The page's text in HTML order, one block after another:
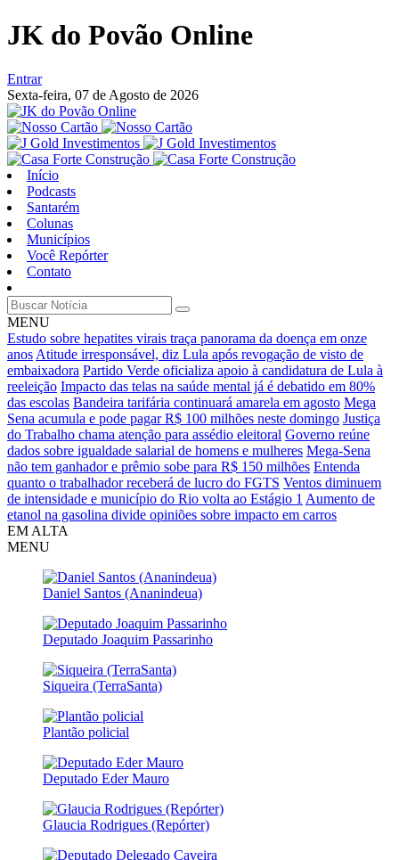
JK do Povão Online
Entrar
Sexta-feira, 07 de Agosto de 2026
Início
Podcasts
Santarém
Colunas
Municípios
Você Repórter
Contato
MENU
Estudo sobre hepatites virais traça panorama da doença em onze
anos Atitude irresponsável, diz Lula após revogação de visto de
embaixadora Partido Verde oficializa apoio à candidatura de Lula à
reeleição Impacto das telas na saúde mental já é debatido em 80%
das escolas Bandeira tarifária continuará amarela em agosto Mega
Sena acumula e pode pagar R$ 100 milhões neste domingo Justiça
do Trabalho chama atenção para assédio eleitoral Governo reúne
dados sobre igualdade salarial de homens e mulheres Mega-Sena
não tem ganhador e prêmio sobe para R$ 150 milhões Entenda
quanto o trabalhador receberá de lucro do FGTS Ventos diminuem
de intensidade e município do Rio volta ao Estágio 1 Aumento de
etanol na gasolina divide opiniões sobre impacto em carros
EM ALTA
MENU
Daniel Santos (Ananindeua)
Deputado Joaquim Passarinho
Siqueira (TerraSanta)
Plantão policial
Deputado Eder Mauro
Glaucia Rodrigues (Repórter)